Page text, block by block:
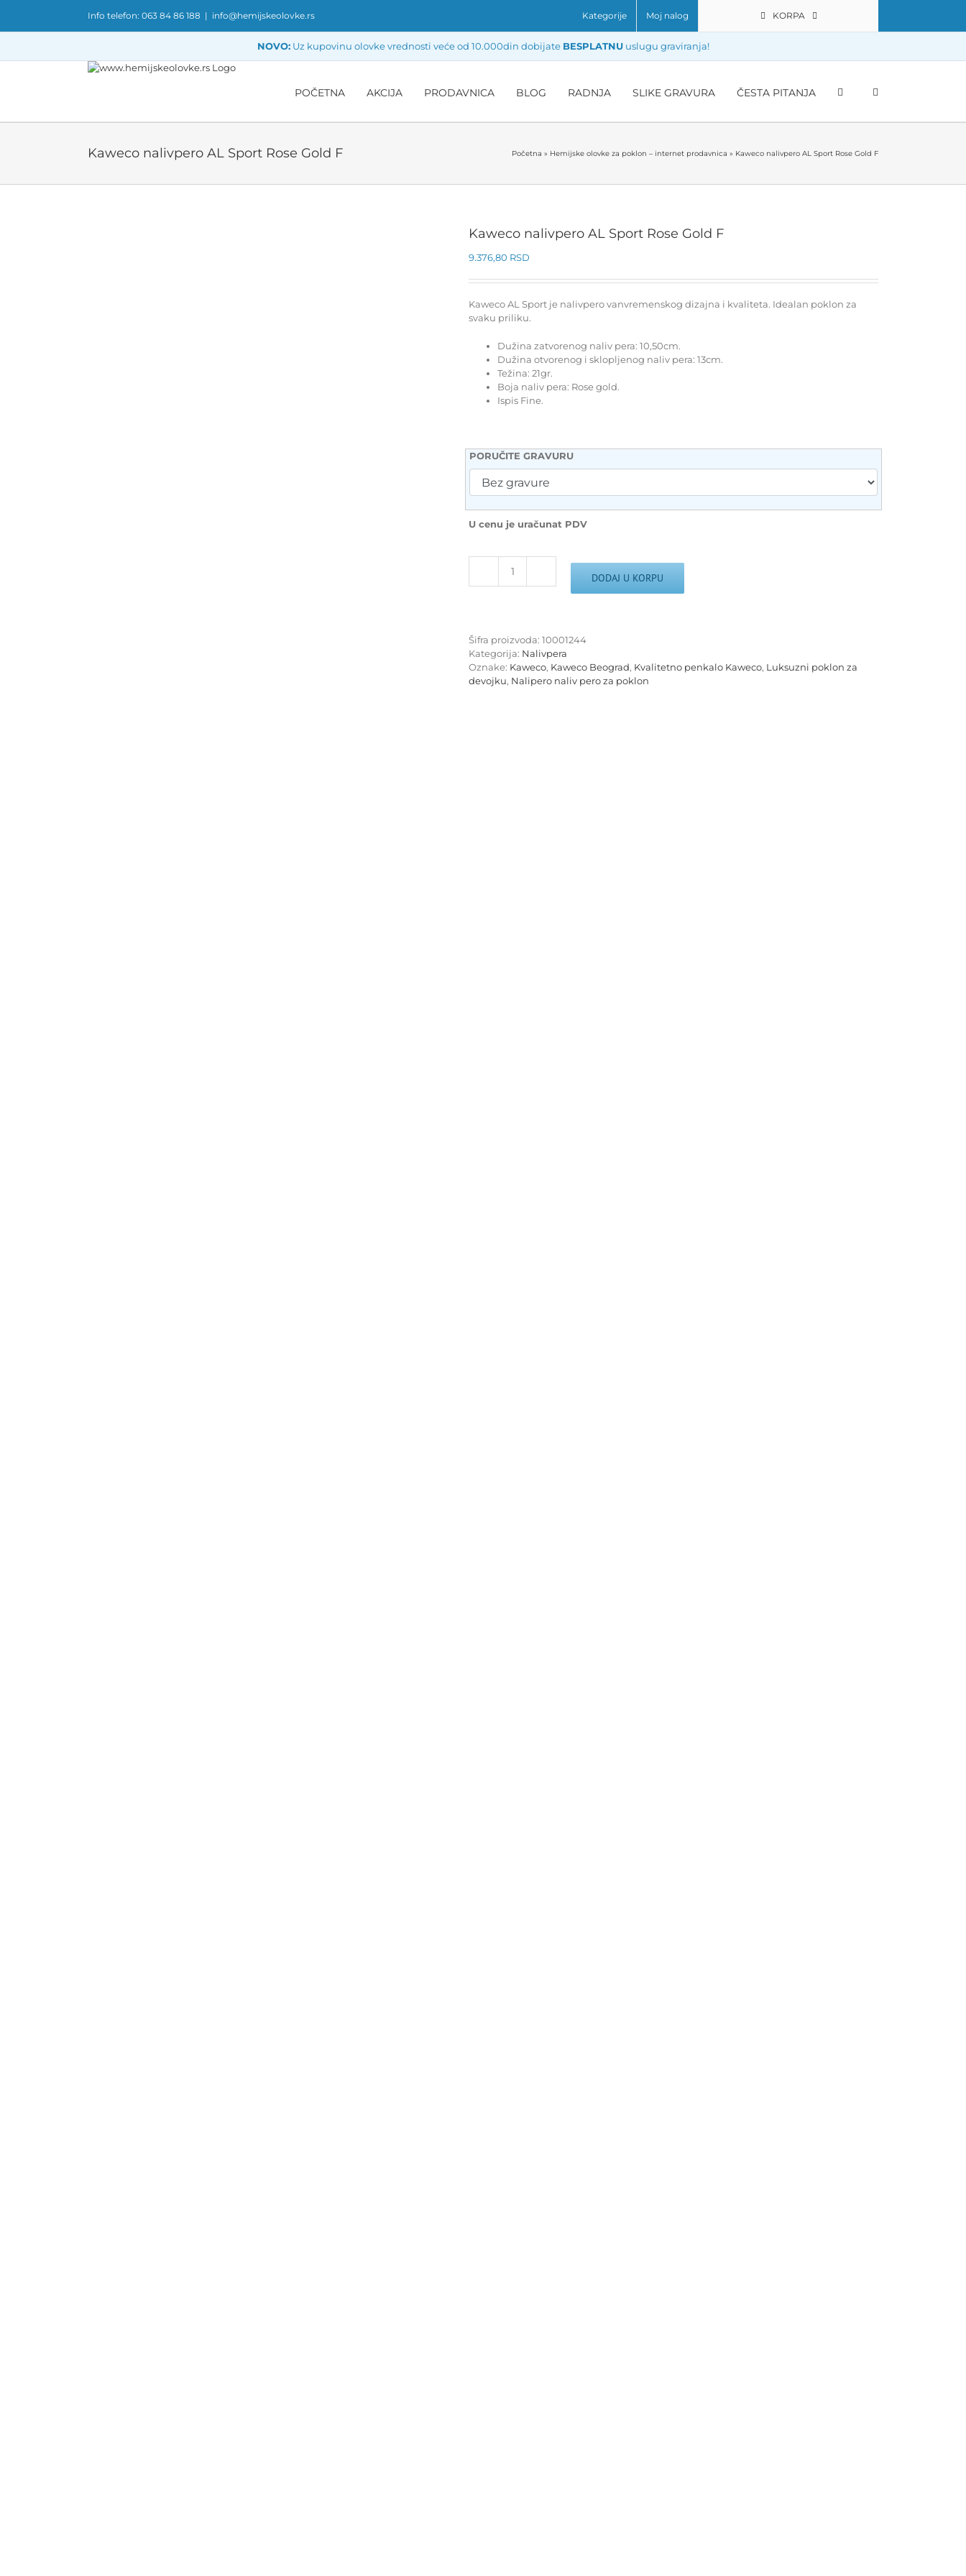
content
Info telefon: 063 84 86 188 | info@hemijskeolovke.rs Kategorije Moj nalog KORPA
NOVO:Uz kupovinu olovke vrednosti veće od 10.000din dobijate BESPLATNUuslugu graviranja!
POČETNA AKCIJA PRODAVNICA BLOG RADNJA SLIKE GRAVURA ČESTA PITANJA
Kaweco nalivpero AL Sport Rose Gold F Početna » Hemijske olovke za poklon – internet prodavnica » Kaweco nalivpero AL Sport Rose Gold F
Kaweco nalivpero AL Sport Rose Gold F
9.376,80 RSD
Kaweco AL Sport je nalivpero vanvremenskog dizajna i kvaliteta. Idealan poklon za
svaku priliku.
Dužina zatvorenog naliv pera: 10,50cm.
Dužina otvorenog i sklopljenog naliv pera: 13cm.
Težina: 21gr.
Boja naliv pera: Rose gold.
Ispis Fine.
PORUČITE GRAVURU
U cenu je uračunat PDV
Kaweco
nalivpero
Gold
F
količina
DODAJ U KORPU
Šifra proizvoda: 10001244
Kategorija: Nalivpera
Oznake: Kaweco, Kaweco Beograd, Kvalitetno penkalo Kaweco, Luksuzni poklon za
devojku, Nalipero naliv pero za poklon